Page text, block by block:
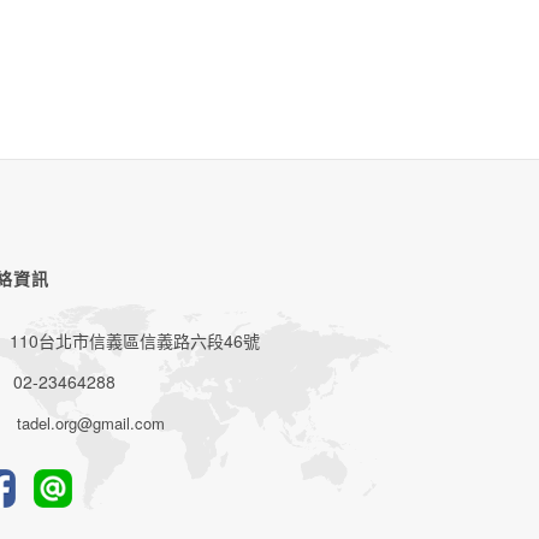
資訊
110台北市信義區信義路六段46號
02-23464288
tadel.org@gmail.com